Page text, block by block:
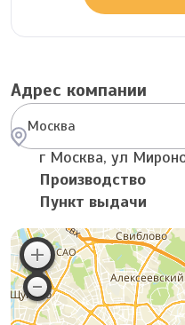
Адрес компании
Москва
г Москва, ул
Производство
Пункт выдачи